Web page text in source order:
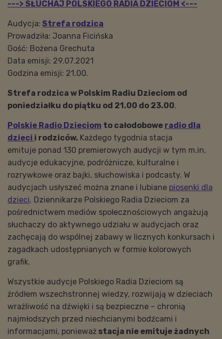
---> SŁUCHAJ POLSKIEGO RADIA DZIECIOM <---
Audycja: Strefa rodzica
Prowadziła: Joanna Ficińska
Gość: Bożena Grechuta
Data emisji: 29.07.2021
Godzina emisji: 21.00.
Strefa rodzica w Polskim Radiu Dzieciom od
poniedziałku do piątku od 21.00 do 23.00.
Polskie Radio Dzieciom to całodobowe radio dla
dzieci i rodziców. Każdego tygodnia stacja
emituje ponad 130 premierowych audycji w tym m.in.
audycje edukacyjne, podróżnicze, kulturalne i
rozrywkowe oraz bajki, słuchowiska i podcasty. W
audycjach usłyszeć można znane i lubiane piosenki dla
dzieci. Dziennikarze Polskiego Radia Dzieciom za
pośrednictwem mediów społecznościowych angażują
słuchaczy do aktywnego udziału w audycjach oraz
zachęcają do wspólnej zabawy w licznych konkursach i
zagadkach udostępnianych w formie kolorowych
grafik.
Wszystkie audycje Polskiego Radia Dzieciom są
źródłem wszechstronnej wiedzy, rozwijają w dzieciach
wrażliwość na dźwięki i są bezpieczne – chronią
najmłodszych przed niechcianymi bodźcami i
informacjami, ponieważ stacja nie emituje żadnych